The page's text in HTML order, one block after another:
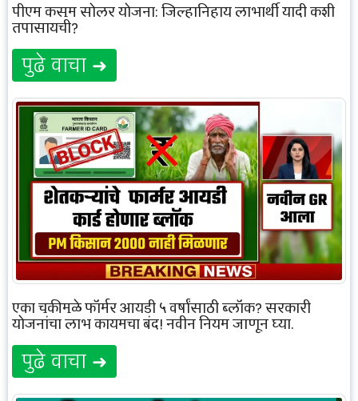
पीएम कुसुम सोलर योजना: जिल्हानिहाय लाभार्थी यादी कशी
तपासायची?
पुढे वाचा ➜
एका चुकीमुळे फॉर्मर आयडी ५ वर्षांसाठी ब्लॉक? सरकारी
योजनांचा लाभ कायमचा बंद! नवीन नियम जाणून घ्या.
पुढे वाचा ➜